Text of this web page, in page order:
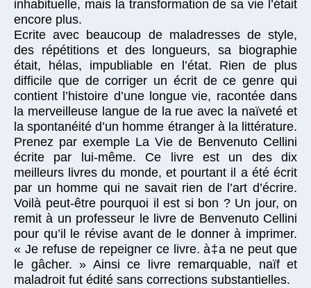
inhabituelle, mais la transformation de sa vie l’était
encore plus.
Ecrite avec beaucoup de maladresses de style,
des répétitions et des longueurs, sa biographie
était, hélas, impubliable en l’état. Rien de plus
difficile que de corriger un écrit de ce genre qui
contient l’histoire d’une longue vie, racontée dans
la merveilleuse langue de la rue avec la naïveté et
la spontanéité d’un homme étranger à la littérature.
Prenez par exemple La Vie de Benvenuto Cellini
écrite par lui-même. Ce livre est un des dix
meilleurs livres du monde, et pourtant il a été écrit
par un homme qui ne savait rien de l’art d’écrire.
Voilà peut-être pourquoi il est si bon ? Un jour, on
remit à un professeur le livre de Benvenuto Cellini
pour qu’il le révise avant de le donner à imprimer.
« Je refuse de repeigner ce livre. à‡a ne peut que
le gâcher. » Ainsi ce livre remarquable, naïf et
maladroit fut édité sans corrections substantielles.